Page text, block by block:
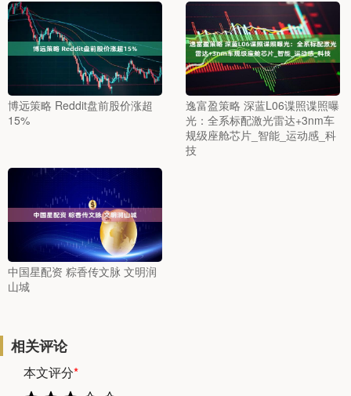
博远策略 Reddit盘前股价涨超
15%
逸富盈策略 深蓝L06谍照谍照曝
光：全系标配激光雷达+3nm车
规级座舱芯片_智能_运动感_科
技
中国星配资 粽香传文脉 文明润
山城
相关评论
本文评分*